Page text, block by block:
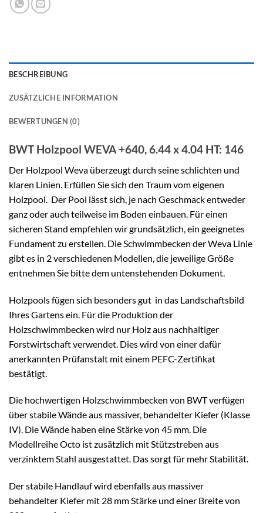
BESCHREIBUNG
ZUSÄTZLICHE INFORMATION
BEWERTUNGEN (0)
BWT Holzpool WEVA +640, 6.44 x 4.04 HT: 146
Der Holzpool Weva überzeugt durch seine schlichten und
klaren Linien. Erfüllen Sie sich den Traum vom eigenen
Holzpool. Der Pool lässt sich, je nach Geschmack entweder
ganz oder auch teilweise im Boden einbauen. Für einen
sicheren Stand empfehlen wir grundsätzlich, ein geeignetes
Fundament zu erstellen. Die Schwimmbecken der Weva Linie
gibt es in 2 verschiedenen Modellen, die jeweilige Größe
entnehmen Sie bitte dem untenstehenden Dokument.
Holzpools fügen sich besonders gut in das Landschaftsbild
Ihres Gartens ein. Für die Produktion der
Holzschwimmbecken wird nur Holz aus nachhaltiger
Forstwirtschaft verwendet. Dies wird von einer dafür
anerkannten Prüfanstalt mit einem PEFC-Zertifikat
bestätigt.
Die hochwertigen Holzschwimmbecken von BWT verfügen
über stabile Wände aus massiver, behandelter Kiefer (Klasse
IV). Die Wände haben eine Stärke von 45 mm. Die
Modellreihe Octo ist zusätzlich mit Stützstreben aus
verzinktem Stahl ausgestattet. Das sorgt für mehr Stabilität.
Der stabile Handlauf wird ebenfalls aus massiver
behandelter Kiefer mit 28 mm Stärke und einer Breite von